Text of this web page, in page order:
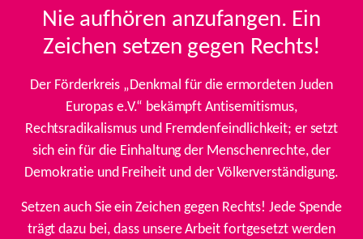
Nie aufhören anzufangen. Ein
Zeichen setzen gegen Rechts!
Der Förderkreis „Denkmal für die ermordeten Juden
Europas e.V.“ bekämpft Antisemitismus,
Rechtsradikalismus und Fremdenfeindlichkeit; er setzt
sich ein für die Einhaltung der Menschenrechte, der
Demokratie und Freiheit und der Völkerverständigung.
Setzen auch Sie ein Zeichen gegen Rechts! Jede Spende
trägt dazu bei, dass unsere Arbeit fortgesetzt werden